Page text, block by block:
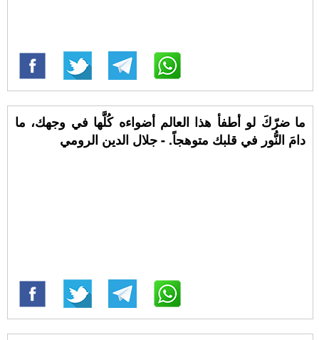
ما ضرّكَ لو أطفأ هذا العالم أضواءه كُلَّها في وجهك، ما
دامَ النُّور في قلبك متوهجاً. - جلال الدين الرومي